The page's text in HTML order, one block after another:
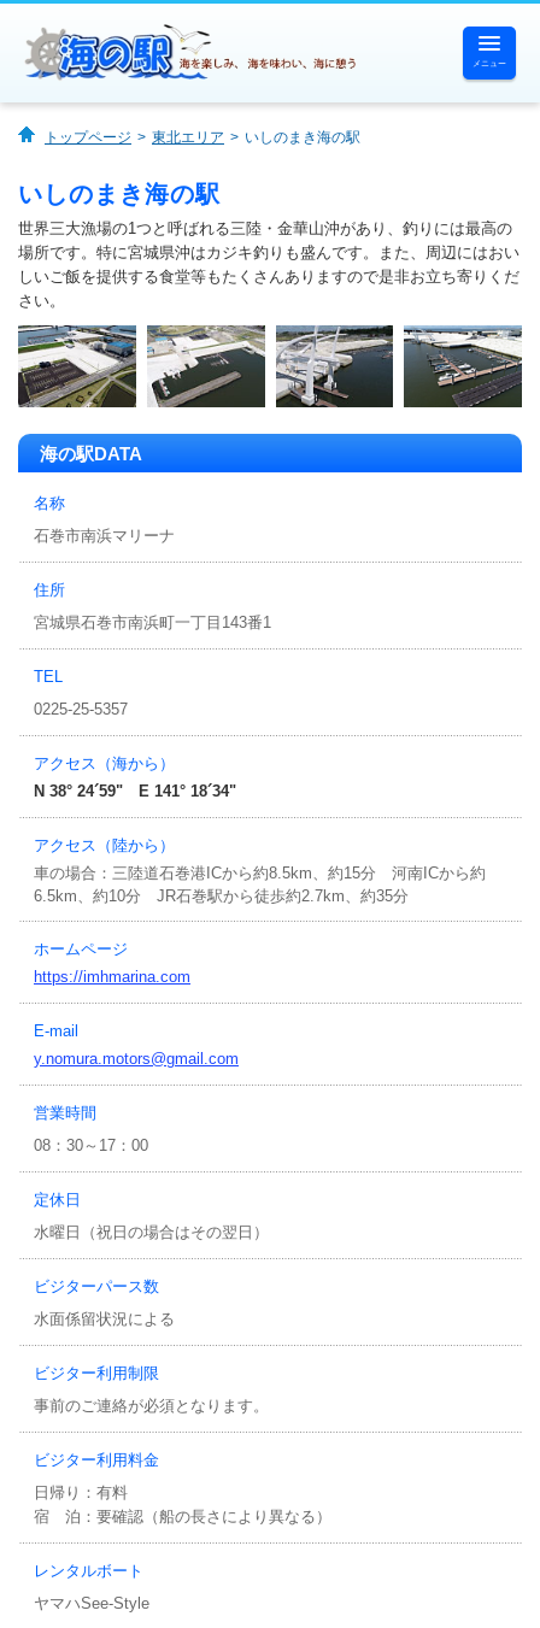
メニュー
海の駅一覧
海で遊ぶ
海を体験する
海を味わう
海に憩う
事務局だより
トップページ 東北エリア いしのまき海の駅
いしのまき海の駅
世界三大漁場の1つと呼ばれる三陸・金華山沖があり、釣りには最高の
場所です。特に宮城県沖はカジキ釣りも盛んです。また、周辺にはおい
しいご飯を提供する食堂等もたくさんありますので是非お立ち寄りくだ
さい。
海の駅DATA
名称
石巻市南浜マリーナ
住所
宮城県石巻市南浜町一丁目143番1
TEL
0225-25-5357
アクセス（海から）
N 38° 24´59" E 141° 18´34"
アクセス（陸から）
車の場合：三陸道石巻港ICから約8.5km、約15分 河南ICから約
6.5km、約10分 JR石巻駅から徒歩約2.7km、約35分
ホームページ
https://imhmarina.com
E-mail
y.nomura.motors@gmail.com
営業時間
08：30～17：00
定休日
水曜日（祝日の場合はその翌日）
ビジターパース数
水面係留状況による
ビジター利用制限
事前のご連絡が必須となります。
ビジター利用料金
日帰り：有料
宿 泊：要確認（船の長さにより異なる）
レンタルボート
ヤマハSee-Style